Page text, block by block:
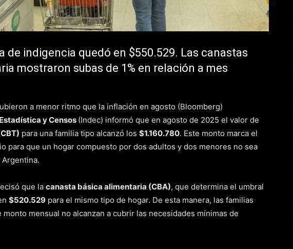
de indigencia quedó en $550.529. Las canastas
mostraron subas de 1% en relación a mes
a menor ritmo que la inflación en agosto (Bloomberg)
y Censos (Indec) informó que en agosto de 2025 el valor de
para una familia tipo alcanzó los $1.160.780. Este monto marca el
para que un hogar compuesto por dos adultos y dos menores no sea
que la canasta básica alimentaria (CBA), que determina el umbral
$520.529 para el mismo tipo de hogar. De esta manera, las familias
mensual no alcanzan a cubrir las necesidades mínimas de